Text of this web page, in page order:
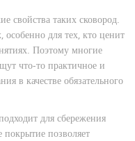
свойства таких сковород.
для тех, кто ценит
Поэтому многие
что-то практичное и
в качестве обязательного
для сбережения
позволяет